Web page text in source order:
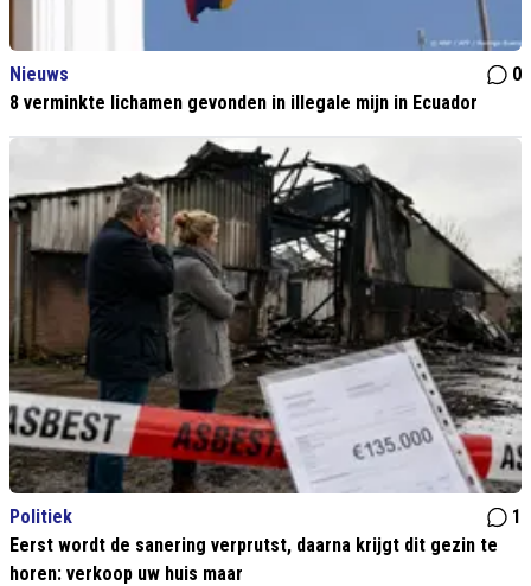
Nieuws
0
8 verminkte lichamen gevonden in illegale mijn in Ecuador
Politiek
1
Eerst wordt de sanering verprutst, daarna krijgt dit gezin te
horen: verkoop uw huis maar